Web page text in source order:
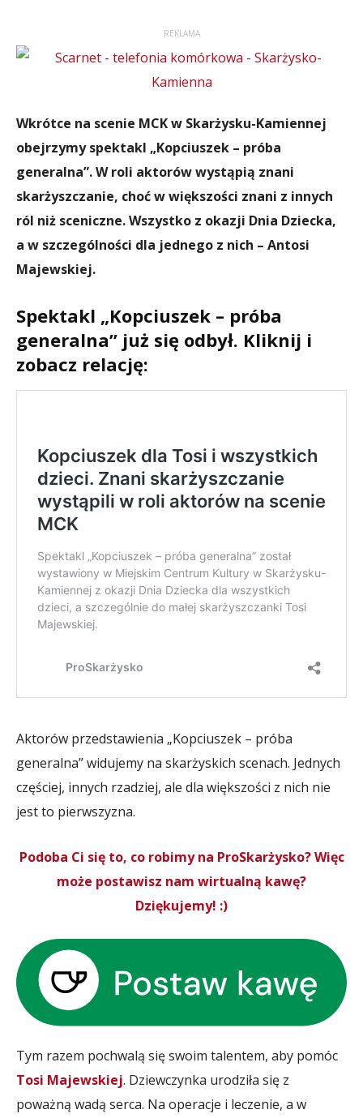
REKLAMA
Wkrótce na scenie MCK w Skarżysku-Kamiennej
obejrzymy spektakl „Kopciuszek – próba
generalna”. W roli aktorów wystąpią znani
skarżyszczanie, choć w większości znani z innych
ról niż sceniczne. Wszystko z okazji Dnia Dziecka,
a w szczególności dla jednego z nich – Antosi
Majewskiej.
Spektakl „Kopciuszek – próba
generalna” już się odbył. Kliknij i
zobacz relację:
Aktorów przedstawienia „Kopciuszek – próba
generalna” widujemy na skarżyskich scenach. Jednych
częściej, innych rzadziej, ale dla większości z nich nie
jest to pierwszyzna.
Podoba Ci się to, co robimy na ProSkarżysko? Więc
może postawisz nam wirtualną kawę?
Dziękujemy! :)
Tym razem pochwalą się swoim talentem, aby pomóc
Tosi Majewskiej. Dziewczynka urodziła się z
poważną wadą serca. Na operacje i leczenie, a w